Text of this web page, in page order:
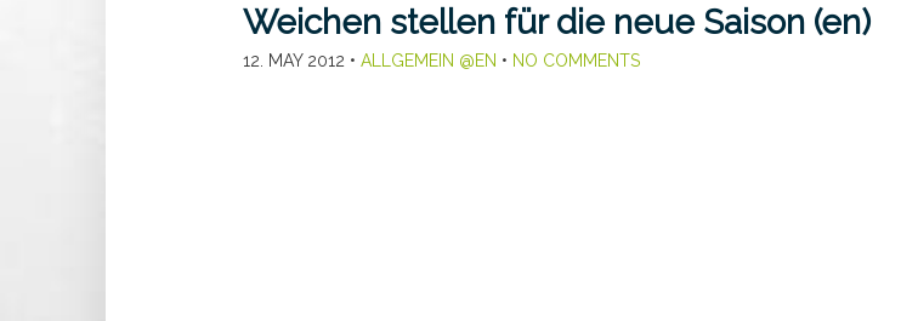
Weichen stellen für die neue Saison (en)
12. MAY 2012 • ALLGEMEIN @EN • NO COMMENTS